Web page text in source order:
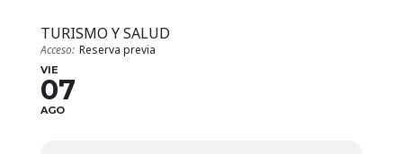
TURISMO Y SALUD
Acceso: Reserva previa
VIE
07
AGO